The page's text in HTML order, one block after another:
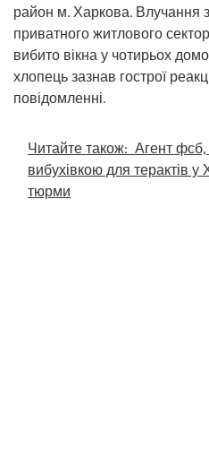
район м. Харкова. Влучання
приватного житлового
вибито вікна у чотирьох
хлопець зазнав гострої
повідомленні.
Читайте також: Агент фсб,
вибухівкою для терактів у
тюрми